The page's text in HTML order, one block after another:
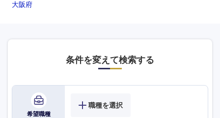
大阪府
条件を変えて検索する
希望職種
職種を選択
宮崎県
鹿児島県 沖縄県